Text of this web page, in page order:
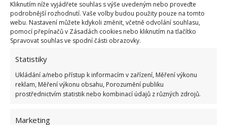
Kliknutím níže vyjádřete souhlas s výše uvedeným nebo proveďte
podrobnější rozhodnutí. Vaše volby budou použity pouze na tomto
webu. Nastavení můžete kdykoli změnit, včetně odvolání souhlasu,
pomocí přepínačů v Zásadách cookies nebo kliknutím na tlačítko
Spravovat souhlas ve spodní části obrazovky.
Statistiky
Ukládání a/nebo přístup k informacím v zařízení, Měření výkonu
reklam, Měření výkonu obsahu, Porozumění publiku
prostřednictvím statistik nebo kombinací údajů z různých zdrojů.
Marketing
bramboráky plněné(uzené maso, klobása, škvarky,
zelenina aj.), udělejte na pánev placku, nechte ji
maličko odspodu smažit a vložte lžící náplň. Pak
přidejte druhou vrstvu těsta tak, aby se placky
spojily.
Nechte spodek prosmažit dokonale, a pak – pomocí
obracečky – placku otočte a dobře prosmažte z